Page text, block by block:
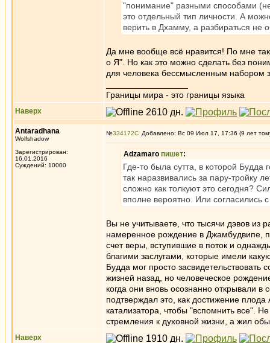
"понимание" разными способами
это отдельный тип личности. А
верить в Дхамму, а разбираться не
Да мне вообще всё нравится! По мне
о Я". Но как это можно сделать без
для человека бессмысленным набором
Границы мира - это границы языка
Наверх
Antaradhana
Wolfshadow
Зарегистрирован:
16.01.2016
Суждений: 10000
№334172 Добавлено: Вс 09 Июл 17, 17:36 (9 лет
Adzamaro пишет:
Где-то была сутта, в которой Будда
так наразвивались за пару-тройку
сложно как толкуют это сегодня?
вполне вероятно. Или согласились
Вы не учитываете, что тысячи дэвов
намеренное рождение в Джамбудвипе,
счет веры, вступившие в поток и
благими заслугами, которые имели
Будда мог просто засвидетельствовать
жизней назад, но человеческое
когда они вновь осознанно открывали
подтверждал это, как достижение
катализатора, чтобы "вспомнить все".
стремления к духовной жизни, а жил
Наверх